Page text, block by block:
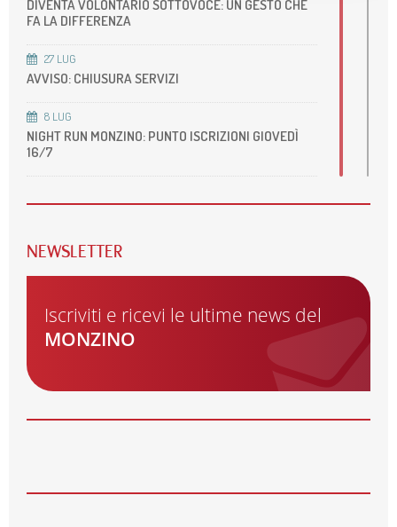
DIVENTA VOLONTARIO SOTTOVOCE: UN GESTO CHE
FA LA DIFFERENZA
27 LUG
AVVISO: CHIUSURA SERVIZI
8 LUG
NIGHT RUN MONZINO: PUNTO ISCRIZIONI GIOVEDÌ
16/7
ACCREDITAMENTO DELLA NOSTRA UOS DI RM
29MAG
28MAG
APERTE LE ISCRIZIONI PER I CORSI AUTUNNALI
🌍 RIPARTE LA SECONDA FASE DEL PROGETTO DI
NEWSLETTER
Iscriviti e ricevi le ultime news del
MONZINO